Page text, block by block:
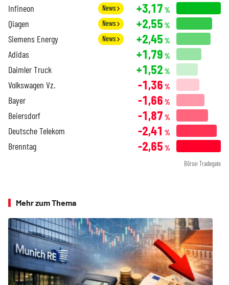
Infineon News +3,17 %
Qiagen News +2,55 %
Siemens Energy News +2,45 %
Adidas +1,79 %
Daimler Truck +1,52 %
Volkswagen Vz. -1,36 %
Bayer -1,66 %
Beiersdorf -1,87 %
Deutsche Telekom -2,41 %
Brenntag -2,65 %
Börse: Tradegate
Mehr zum Thema